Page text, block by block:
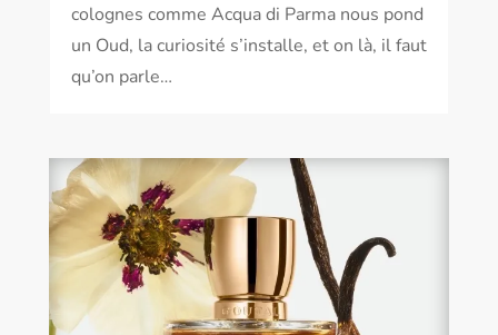
colognes comme Acqua di Parma nous pond
un Oud, la curiosité s’installe, et on là, il faut
qu’on parle…